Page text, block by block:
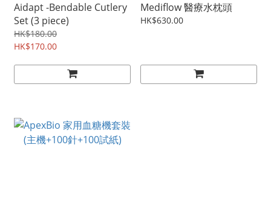
Aidapt -Bendable Cutlery
Set (3 piece)
HK$180.00
HK$170.00
Mediflow 醫療水枕頭
HK$630.00